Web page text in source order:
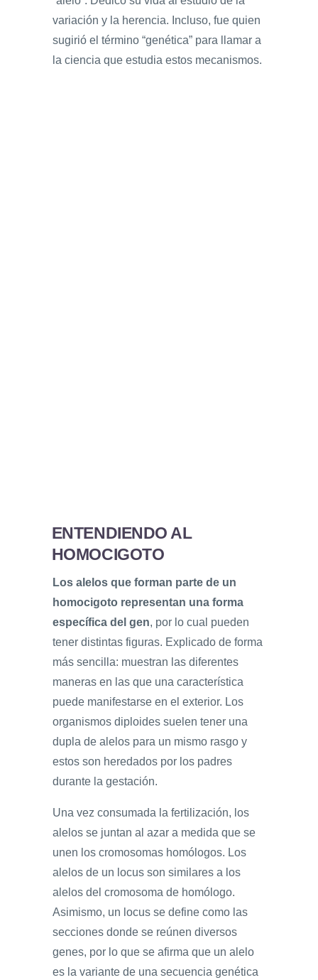
variación y la herencia. Incluso, fue quien
sugirió el término “genética” para llamar a
la ciencia que estudia estos mecanismos.
ENTENDIENDO AL
HOMOCIGOTO
Los alelos que forman parte de un
homocigoto representan una forma
específica del gen, por lo cual pueden
tener distintas figuras. Explicado de forma
más sencilla: muestran las diferentes
maneras en las que una característica
puede manifestarse en el exterior. Los
organismos diploides suelen tener una
dupla de alelos para un mismo rasgo y
estos son heredados por los padres
durante la gestación.
Una vez consumada la fertilización, los
alelos se juntan al azar a medida que se
unen los cromosomas homólogos. Los
alelos de un locus son similares a los
alelos del cromosoma de homólogo.
Asimismo, un locus se define como las
secciones donde se reúnen diversos
genes, por lo que se afirma que un alelo
es la variante de una secuencia genética